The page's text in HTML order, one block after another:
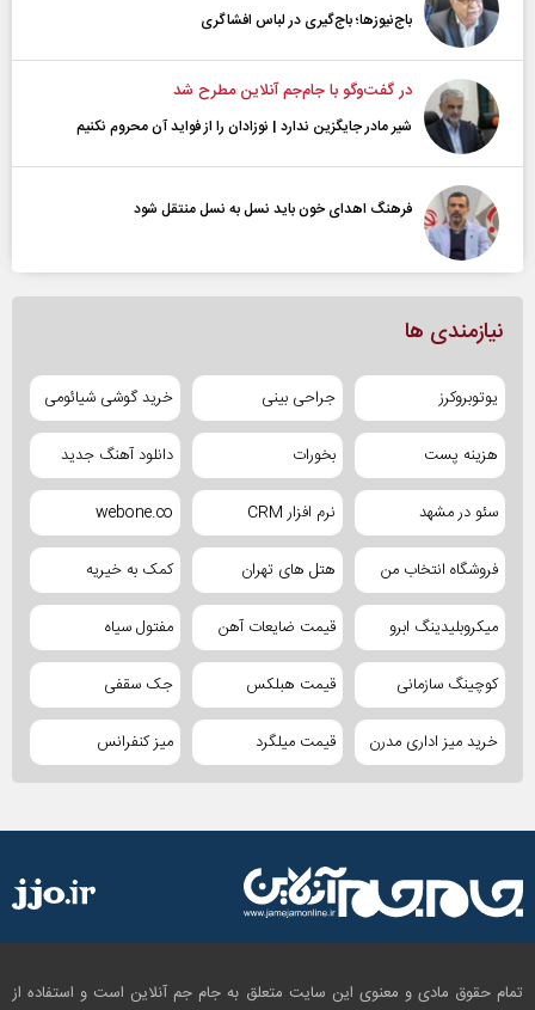
باج‌نیوزها؛ باج‌گیری در لباس افشاگری
در گفت‌و‌گو با جام‌جم آنلاین مطرح شد
شیر مادر جایگزین ندارد | نوزادان را از فواید آن محروم نکنیم
فرهنگ اهدای خون باید نسل به نسل منتقل شود
نیازمندی ها
یوتوبروکرز جراحی بینی خرید گوشی شیائومی
هزینه پست بخورات دانلود آهنگ جدید
سئو در مشهد نرم افزار CRM webone.co
فروشگاه انتخاب من هتل های تهران کمک به خیریه
میکروبلیدینگ ابرو قیمت ضایعات آهن مفتول سیاه
کوچینگ سازمانی قیمت هبلکس جک سقفی
خرید میز اداری مدرن قیمت میلگرد میز کنفرانس
تمام حقوق مادی و معنوی این سایت متعلق به جام جم آنلاین است و استفاده از